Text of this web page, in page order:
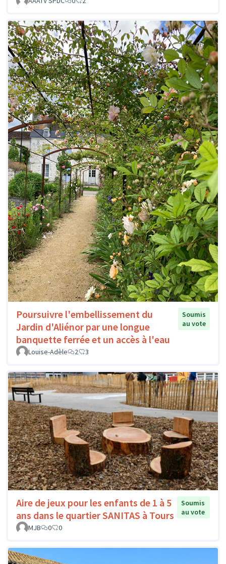
Poursuivre l'embellissement du
Jardin d'Aliénor par une longue
banquette ferrée et un accès à l'eau
Soumis
au vote
Louise-Adèle 2 3
Aire de jeux pour les enfants de 1 à 5
ans dans le quartier SANITAS à Tours
Soumis
au vote
MJB
0 0